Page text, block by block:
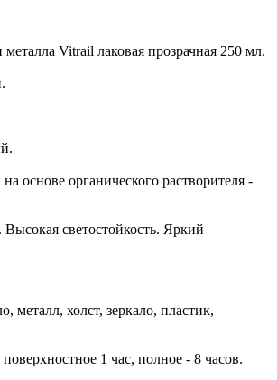
металла Vitrail лаковая прозрачная 250 мл.
основе органического растворителя -
светостойкость. Яркий
металл, холст, зеркало, пластик,
1 час, полное - 8 часов.